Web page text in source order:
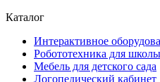
Каталог
Интерактивное
Робототехника для школы
Мебель для детского сада
Логопедический кабинет